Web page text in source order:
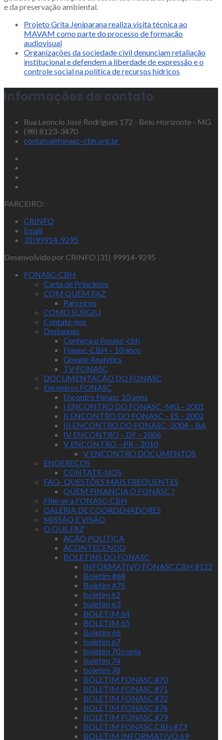
e da preservação ambiental.
Projeto Grita Jeniparana realiza visita técnica ao
MAVAM como parte do processo de formação
audiovisual
Organizações da sociedade civil denunciam retaliação
institucional e defendem a liberdade de expressão e o
controle social na política de recursos hídricos
Informações de contato
Rua Leoncio José Rodrigues 172 - Belo Horizonte - MG
(98) 8123-3470
contato@fonasc-cbh.org.br
PARCEIRO:
CRINFO
Email
31|99914-9295
Desenvolvido por CRINFO |31| 99914-9295
FONASC-CBH
Carta de Princípios
COM QUEM FAZ
Parceiros
COMO SURGIU
Contate-nos
Destaques
Conheça o Fonasc-cbh
Fonasc-CBH – 10 anos
Google Analytics
TV FONASC
DOCUMENTAÇÃO DO FONASC
Encontros FONASC
Encontro Fonasc 10 anos
I ENCONTRO DO FONASC -MG – 2001
II ENCONTRO DO FONASC – ES – 2002
III ENCONTRO DO FONASC -2004 – BA
IV ENCONTRO – DF – 2006
V ENCONTRO – PR – 2010
V ENCONTRO DOCUMENTOS
ENDEREÇOS
CONTATE-NOS
FAQ- QUESTÕES MAIS FREQUENTES
QUEM FINANCIA O FONASC ?
Filie-se a FONASC-CBH
GALERIA DE COORDENADORES
MISSÃO E VISÃO
O QUE FAZ
AÇÃO POLITICA
ACONTECENDO
BOLETINS DO FONASC
INFORMATIVO FONASC.CBH #122
Boletim #68
Boletim #75
boletim 62
boletim 63
BOLETIM 64
BOLETIM 65
Boletim 66
boletim 67
boletim 70 copia
boletim 74
boletim 78
BOLETIM FONASC #70
BOLETIM FONASC #71
BOLETIM FONASC #72
BOLETIM FONASC #76
BOLETIM FONASC #79
BOLETIM FONASC.CBH #73
BOLETIM INFORMATIVO 69